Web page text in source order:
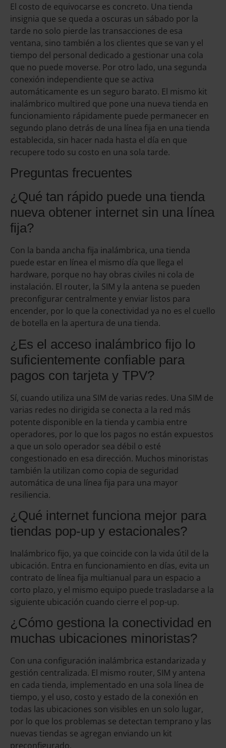
El costo de equivocarse es concreto. Una tienda
insignia que se queda a oscuras un sábado por la
tarde no solo pierde las transacciones de esa
ventana, sino también a los clientes que se van y el
tiempo del personal dedicado a gestionar una cola
que no puede moverse. Por otro lado, una segunda
conexión independiente que se activa
automáticamente es un seguro barato. El mismo kit
inalámbrico multired que pone una nueva tienda en
funcionamiento rápidamente puede permanecer en
segundo plano detrás de una línea fija en una tienda
establecida, sin hacer nada hasta el día en que
recupere todo su costo en una sola tarde.
Preguntas frecuentes
¿Qué tan rápido puede una tienda
nueva obtener internet sin una línea
fija?
Con la banda ancha fija inalámbrica, una tienda
puede estar en línea el mismo día que llega el
hardware, porque no hay obras civiles ni cola de
instalación. El router, la SIM y la antena se pueden
preconfigurar centralmente y enviar listos para
encender, por lo que la conectividad ya no es el cuello
de botella en la apertura de una tienda.
¿Es el acceso inalámbrico fijo lo
suficientemente confiable para
pagos con tarjeta y TPV?
Sí, cuando utiliza una SIM de varias redes. Una SIM de
varias redes no dirigida se conecta a la red más
potente disponible en la tienda y cambia entre
operadores, por lo que los pagos no están expuestos
a que un solo operador sea débil o esté
congestionado en esa dirección. Muchos minoristas
también la utilizan como copia de seguridad
automática de una línea fija para una mayor
resiliencia.
¿Qué internet funciona mejor para
tiendas pop-up y estacionales?
Inalámbrico fijo, ya que coincide con la vida útil de la
ubicación. Entra en funcionamiento en días, evita un
contrato de línea fija multianual para un espacio a
corto plazo, y el mismo equipo puede trasladarse a la
siguiente ubicación cuando cierre el pop-up.
¿Cómo gestiona la conectividad en
muchas ubicaciones minoristas?
Con una configuración inalámbrica estandarizada y
gestión centralizada. El mismo router, SIM y antena
en cada tienda, implementado en una sola línea de
tiempo, y el uso, costo y estado de la conexión en
todas las ubicaciones son visibles en un solo lugar,
por lo que los problemas se detectan temprano y las
nuevas tiendas se agregan enviando un kit
preconfigurado.